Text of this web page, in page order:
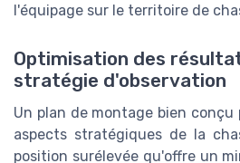
l'équipage sur le territoire de
Optimisation des
stratégie d'observation
Un plan de montage bien
aspects stratégiques de la
position surélevée qu'offre un